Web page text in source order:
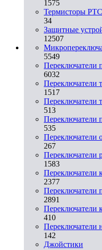
1575
Термисторы PTC
34
Защитные
12507
5549
Переключатели
6032
Переключатели
1517
Переключатели
513
Переключатели
535
Переключатели
267
Переключатели
1583
Переключатели
2377
Переключатели
2891
Переключатели
410
Переключатели
142
Джойстики